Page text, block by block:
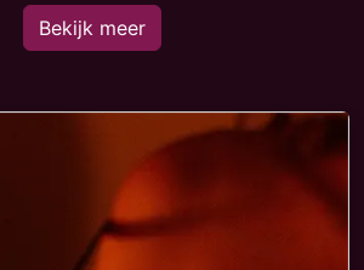
Bekijk meer